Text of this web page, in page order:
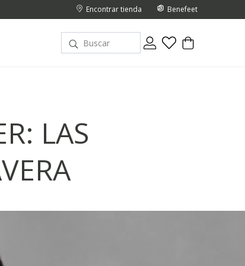
Encontrar tienda Benefeet
LAS